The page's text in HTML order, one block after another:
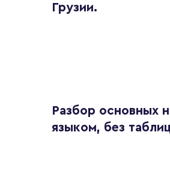
Грузии.
Разбор основных
языком, без